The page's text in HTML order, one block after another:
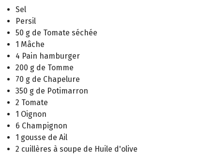
Sel
Persil
50 g de Tomate séchée
1 Mâche
4 Pain hamburger
200 g de Tomme
70 g de Chapelure
350 g de Potimarron
2 Tomate
1 Oignon
6 Champignon
1 gousse de Ail
2 cuillères à soupe de Huile d'olive